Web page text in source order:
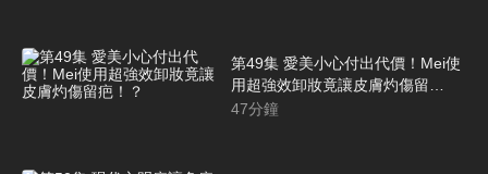
第49集 愛美小心付出代價！Mei使
用超強效卸妝竟讓皮膚灼傷留
疤！？
47分鐘